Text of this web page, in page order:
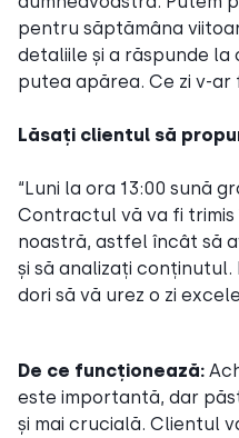
pentru săptămâna
detaliile și a răspunde
putea apărea. Ce zi v-ar
Lăsați clientul să
“Luni la ora 13:00 sună
Contractul vă va fi
noastră, astfel încât să
și să analizați
dori să vă urez o zi
De ce funcționează:
este importantă, dar
și mai crucială. Clientul